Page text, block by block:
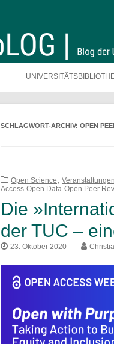
SCHLAGWORT-ARCHIV: OPEN
Open Science, Veranstaltungen
Access Open Data Open Peer
Die
der TUC –
23. Oktober 2020